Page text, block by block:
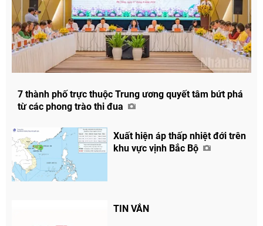
7 thành phố trực thuộc Trung ương quyết tâm bứt phá
từ các phong trào thi đua
Xuất hiện áp thấp nhiệt đới trên
khu vực vịnh Bắc Bộ
TIN VẮN